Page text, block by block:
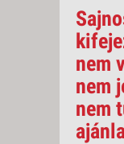
nem
nem
nem